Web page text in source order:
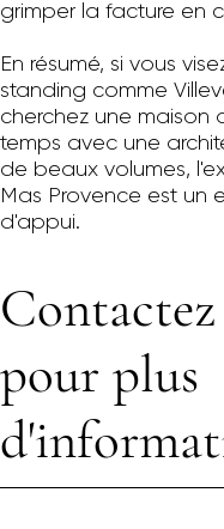
grimper la facture en
En résumé, si vous
standing comme
cherchez une maison
temps avec une
de beaux volumes,
Mas Provence est un
d'appui.
Contactez
pour plus